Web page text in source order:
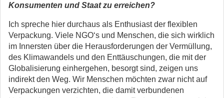
Konsumenten und Staat zu erreichen?
Ich spreche hier durchaus als Enthusiast der flexiblen
Verpackung. Viele NGO‘s und Menschen, die sich wirklich
im Innersten über die Herausforderungen der Vermüllung,
des Klimawandels und den Enttäuschungen, die mit der
Globalisierung einhergehen, besorgt sind, zeigen uns
indirekt den Weg. Wir Menschen möchten zwar nicht auf
Verpackungen verzichten, die damit verbundenen